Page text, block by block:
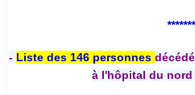
*******
- Liste des 146 personnes
à l'hôpital du nord